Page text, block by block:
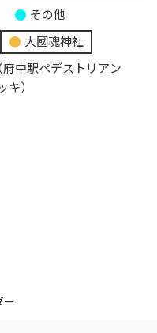
その他
大國魂神社
中駅ペデストリアン
キ）
ー